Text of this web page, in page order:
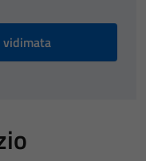
vidimata